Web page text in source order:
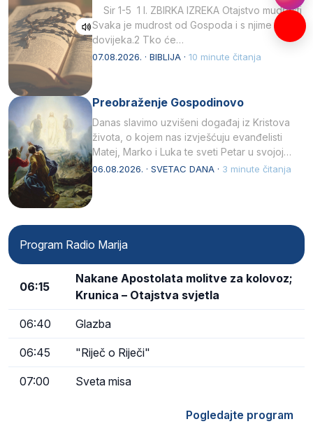
Sir 1-5 1 I. ZBIRKA IZREKA Otajstvo mudrosti
Svaka je mudrost od Gospoda i s njime je
dovijeka.2 Tko će…
07.08.2026. · BIBLIJA · 10 minute čitanja
Preobraženje Gospodinovo
Danas slavimo uzvišeni događaj iz Kristova
života, o kojem nas izvješćuju evanđelisti
Matej, Marko i Luka te sveti Petar u svojoj
drugoj…
06.08.2026. · SVETAC DANA · 3 minute čitanja
Program Radio Marija
06:15
Nakane Apostolata molitve za kolovoz;
Krunica – Otajstva svjetla
06:40 Glazba
06:45 "Riječ o Riječi"
07:00 Sveta misa
Pogledajte program